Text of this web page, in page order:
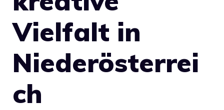
Vielfalt in
Niederösterrei
ch